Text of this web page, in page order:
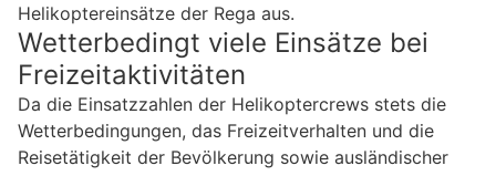
Helikoptereinsätze der Rega aus.
Wetterbedingt viele Einsätze bei
Freizeitaktivitäten
Da die Einsatzzahlen der Helikoptercrews stets die
Wetterbedingungen, das Freizeitverhalten und die
Reisetätigkeit der Bevölkerung sowie ausländischer